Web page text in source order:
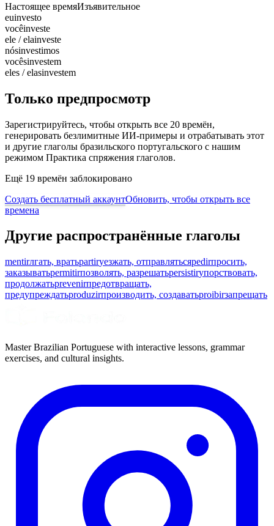
Настоящее времяИзъявительное
euinvesto
vocêinveste
ele / elainveste
nósinvestimos
vocêsinvestem
eles / elasinvestem
Только предпросмотр
Зарегистрируйтесь, чтобы открыть все 20 времён,
генерировать безлимитные ИИ-примеры и отрабатывать этот
и другие глаголы бразильского португальского с нашим
режимом Практика спряжения глаголов.
Ещё 19 времён заблокировано
Создать бесплатный аккаунтОбновить, чтобы открыть все
времена
Другие распространённые глаголы
mentirлгать, вратьpartirуезжать, отправлятьсяpedirпросить,
заказыватьpermitirпозволять, разрешатьpersistirупорствовать,
продолжатьprevenirпредотвращать,
предупреждатьproduzirпроизводить, создаватьproibirзапрещать
Master Brazilian Portuguese with interactive lessons, grammar
exercises, and cultural insights.